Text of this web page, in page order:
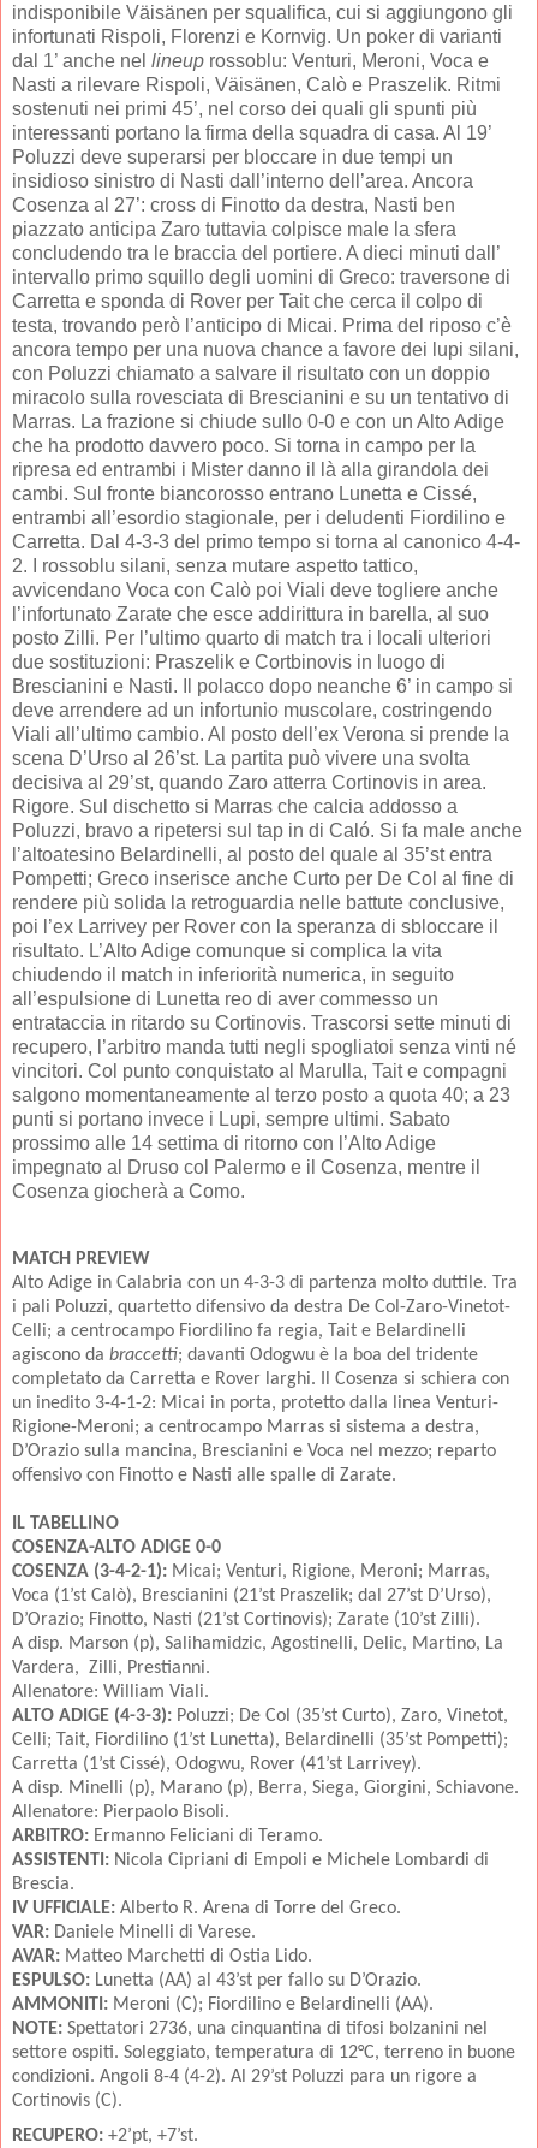
indisponibile Väisänen per squalifica, cui si aggiungono gli
infortunati Rispoli, Florenzi e Kornvig. Un poker di varianti
dal 1’ anche nel lineup rossoblu: Venturi, Meroni, Voca e
Nasti a rilevare Rispoli, Väisänen, Calò e Praszelik. Ritmi
sostenuti nei primi 45’, nel corso dei quali gli spunti più
interessanti portano la firma della squadra di casa. Al 19’
Poluzzi deve superarsi per bloccare in due tempi un
insidioso sinistro di Nasti dall’interno dell’area. Ancora
Cosenza al 27’: cross di Finotto da destra, Nasti ben
piazzato anticipa Zaro tuttavia colpisce male la sfera
concludendo tra le braccia del portiere. A dieci minuti dall’
intervallo primo squillo degli uomini di Greco: traversone di
Carretta e sponda di Rover per Tait che cerca il colpo di
testa, trovando però l’anticipo di Micai. Prima del riposo c’è
ancora tempo per una nuova chance a favore dei lupi silani,
con Poluzzi chiamato a salvare il risultato con un doppio
miracolo sulla rovesciata di Brescianini e su un tentativo di
Marras. La frazione si chiude sullo 0-0 e con un Alto Adige
che ha prodotto davvero poco. Si torna in campo per la
ripresa ed entrambi i Mister danno il là alla girandola dei
cambi. Sul fronte biancorosso entrano Lunetta e Cissé,
entrambi all’esordio stagionale, per i deludenti Fiordilino e
Carretta. Dal 4-3-3 del primo tempo si torna al canonico 4-4-
2. I rossoblu silani, senza mutare aspetto tattico,
avvicendano Voca con Calò poi Viali deve togliere anche
l’infortunato Zarate che esce addirittura in barella, al suo
posto Zilli. Per l’ultimo quarto di match tra i locali ulteriori
due sostituzioni: Praszelik e Cortbinovis in luogo di
Brescianini e Nasti. Il polacco dopo neanche 6’ in campo si
deve arrendere ad un infortunio muscolare, costringendo
Viali all’ultimo cambio. Al posto dell’ex Verona si prende la
scena D’Urso al 26’st. La partita può vivere una svolta
decisiva al 29’st, quando Zaro atterra Cortinovis in area.
Rigore. Sul dischetto si Marras che calcia addosso a
Poluzzi, bravo a ripetersi sul tap in di Caló. Si fa male anche
l’altoatesino Belardinelli, al posto del quale al 35’st entra
Pompetti; Greco inserisce anche Curto per De Col al fine di
rendere più solida la retroguardia nelle battute conclusive,
poi l’ex Larrivey per Rover con la speranza di sbloccare il
risultato. L’Alto Adige comunque si complica la vita
chiudendo il match in inferiorità numerica, in seguito
all’espulsione di Lunetta reo di aver commesso un
entrataccia in ritardo su Cortinovis. Trascorsi sette minuti di
recupero, l’arbitro manda tutti negli spogliatoi senza vinti né
vincitori. Col punto conquistato al Marulla, Tait e compagni
salgono momentaneamente al terzo posto a quota 40; a 23
punti si portano invece i Lupi, sempre ultimi. Sabato
prossimo alle 14 settima di ritorno con l’Alto Adige
impegnato al Druso col Palermo e il Cosenza, mentre il
Cosenza giocherà a Como.
MATCH PREVIEW
Alto Adige in Calabria con un 4-3-3 di partenza molto duttile. Tra
i pali Poluzzi, quartetto difensivo da destra De Col-Zaro-Vinetot-
Celli; a centrocampo Fiordilino fa regia, Tait e Belardinelli
agiscono da braccetti; davanti Odogwu è la boa del tridente
completato da Carretta e Rover larghi. Il Cosenza si schiera con
un inedito 3-4-1-2: Micai in porta, protetto dalla linea Venturi-
Rigione-Meroni; a centrocampo Marras si sistema a destra,
D’Orazio sulla mancina, Brescianini e Voca nel mezzo; reparto
offensivo con Finotto e Nasti alle spalle di Zarate.
IL TABELLINO
COSENZA-ALTO ADIGE 0-0
COSENZA (3-4-2-1): Micai; Venturi, Rigione, Meroni; Marras,
Voca (1’st Calò), Brescianini (21’st Praszelik; dal 27’st D’Urso),
D’Orazio; Finotto, Nasti (21’st Cortinovis); Zarate (10’st Zilli).
A disp. Marson (p), Salihamidzic, Agostinelli, Delic, Martino, La
Vardera, Zilli, Prestianni.
Allenatore: William Viali.
ALTO ADIGE (4-3-3): Poluzzi; De Col (35’st Curto), Zaro, Vinetot,
Celli; Tait, Fiordilino (1’st Lunetta), Belardinelli (35’st Pompetti);
Carretta (1’st Cissé), Odogwu, Rover (41’st Larrivey).
A disp. Minelli (p), Marano (p), Berra, Siega, Giorgini, Schiavone.
Allenatore: Pierpaolo Bisoli.
ARBITRO: Ermanno Feliciani di Teramo.
ASSISTENTI: Nicola Cipriani di Empoli e Michele Lombardi di
Brescia.
IV UFFICIALE: Alberto R. Arena di Torre del Greco.
VAR: Daniele Minelli di Varese.
AVAR: Matteo Marchetti di Ostia Lido.
ESPULSO: Lunetta (AA) al 43’st per fallo su D’Orazio.
AMMONITI: Meroni (C); Fiordilino e Belardinelli (AA).
NOTE: Spettatori 2736, una cinquantina di tifosi bolzanini nel
settore ospiti. Soleggiato, temperatura di 12°C, terreno in buone
condizioni. Angoli 8-4 (4-2). Al 29’st Poluzzi para un rigore a
Cortinovis (C).
RECUPERO: +2’pt, +7’st.